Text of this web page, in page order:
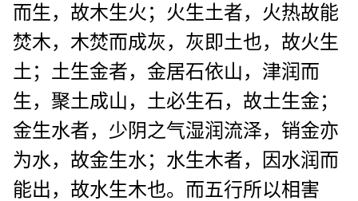
而生，故木生火；火生土者，火热故能
焚木，木焚而成灰，灰即土也，故火生
土；土生金者，金居石依山，津润而
生，聚土成山，土必生石，故土生金；
金生水者，少阴之气湿润流泽，销金亦
为水，故金生水；水生木者，因水润而
能出，故水生木也。而五行所以相害